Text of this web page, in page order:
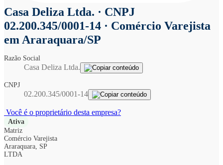
Casa Deliza Ltda. · CNPJ
02.200.345/0001-14 · Comércio Varejista
em Araraquara/SP
Razão Social
Casa Deliza Ltda.
CNPJ
02.200.345/0001-14
Você é o proprietário desta empresa?
Ativa
Matriz
Comércio Varejista
Araraquara, SP
LTDA